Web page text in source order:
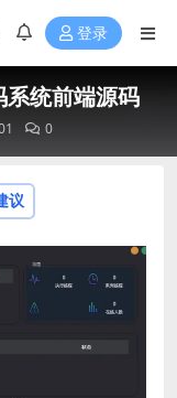
登录
统前端源码
0
议